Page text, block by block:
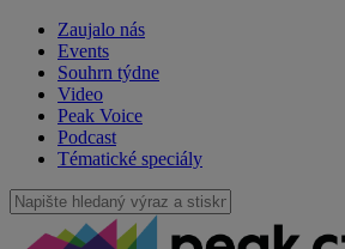
Zaujalo nás
Events
Souhrn týdne
Video
Peak Voice
Podcast
Tématické speciály